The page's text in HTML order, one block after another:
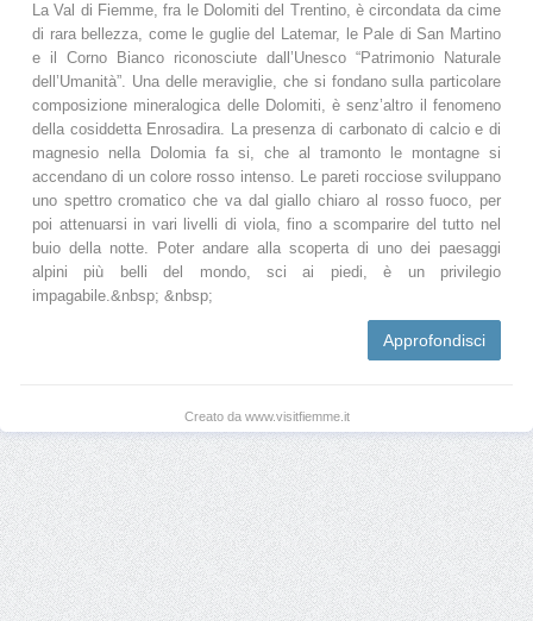
La Val di Fiemme, fra le Dolomiti del Trentino, è circondata da cime
di rara bellezza, come le guglie del Latemar, le Pale di San Martino
e il Corno Bianco riconosciute dall’Unesco “Patrimonio Naturale
dell’Umanità”. Una delle meraviglie, che si fondano sulla particolare
composizione mineralogica delle Dolomiti, è senz’altro il fenomeno
della cosiddetta Enrosadira. La presenza di carbonato di calcio e di
magnesio nella Dolomia fa si, che al tramonto le montagne si
accendano di un colore rosso intenso. Le pareti rocciose sviluppano
uno spettro cromatico che va dal giallo chiaro al rosso fuoco, per
poi attenuarsi in vari livelli di viola, fino a scomparire del tutto nel
buio della notte. Poter andare alla scoperta di uno dei paesaggi
alpini più belli del mondo, sci ai piedi, è un privilegio
impagabile.&nbsp; &nbsp;
Approfondisci
Creato da www.visitfiemme.it